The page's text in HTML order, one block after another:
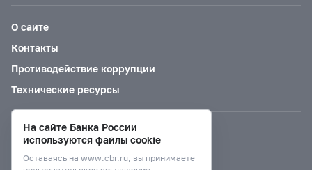
О сайте
Контакты
Противодействие коррупции
Технические ресурсы
Версия для слабовидящих
На сайте Банка России
используются файлы cookie
Оставаясь на www.cbr.ru, вы принимаете